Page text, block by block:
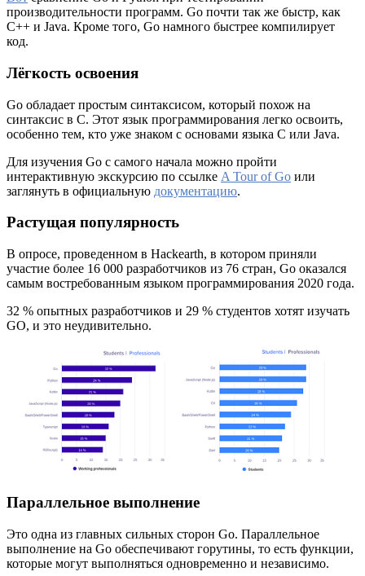
производительности программ. Go почти так же быстр, как
C++ и Java. Кроме того, Go намного быстрее компилирует
код.
Лёгкость освоения
Go обладает простым синтаксисом, который похож на
синтаксис в C. Этот язык программирования легко освоить,
особенно тем, кто уже знаком с основами языка C или Java.
Для изучения Go с самого начала можно пройти
интерактивную экскурсию по ссылке A Tour of Go или
заглянуть в официальную документацию.
Растущая популярность
В опросе, проведенном в Hackearth, в котором приняли
участие более 16 000 разработчиков из 76 стран, Go оказался
самым востребованным языком программирования 2020 года.
32 % опытных разработчиков и 29 % студентов хотят изучать
GO, и это неудивительно.
Параллельное выполнение
Это одна из главных сильных сторон Go. Параллельное
выполнение на Go обеспечивают горутины, то есть функции,
которые могут выполняться одновременно и независимо.